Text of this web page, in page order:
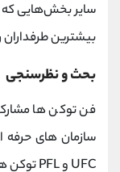
سایر بخش‌هایی که
بیشترین طرفداران
بحث و نظرسنجی
فن توکن ها
UFC و PFL توکن های هواداری خود را منتشر کرده اند.